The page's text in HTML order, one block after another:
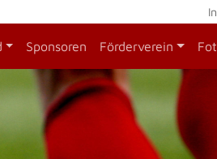
Sponsoren Förderverein